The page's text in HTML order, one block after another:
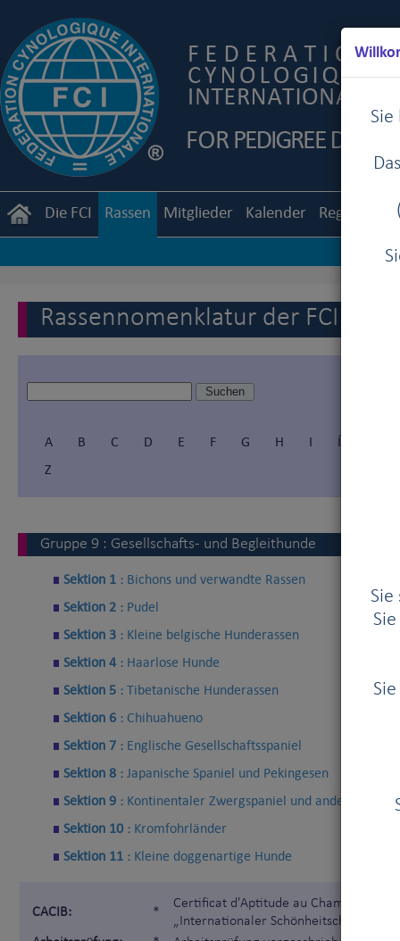
Sie
Sie
Die FCI Rassen Mitglieder Kalender Reglemente
Rassennomenklatur der FCI
A B C D E F G H I Í
Z
Gruppe 9 : Gesellschafts- und Begleithunde
Sektion 1 : Bichons und verwandte Rassen
Sektion 2 : Pudel
Sektion 3 : Kleine belgische Hunderassen
Sektion 4 : Haarlose Hunde
Sektion 5 : Tibetanische Hunderassen
Sektion 6 : Chihuahueno
Sektion 7 : Englische Gesellschaftsspaniel
Sektion 8 : Japanische Spaniel und Pekingesen
Sektion 9 : Kontinentaler Zwergspaniel und andere
Sektion 10 : Kromfohrländer
Sektion 11 : Kleine doggenartige Hunde
CACIB: *
Certificat d'Aptitude au Championnat
„Internationaler Schönheitschampion“)